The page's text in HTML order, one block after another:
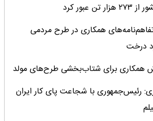
عبور کرد
همکاری در طرح مردمی
درخت
همکاری برای شتاب‌بخشی طرح‌های مولد
رئیس‌جمهوری با شجاعت پای کار ایران